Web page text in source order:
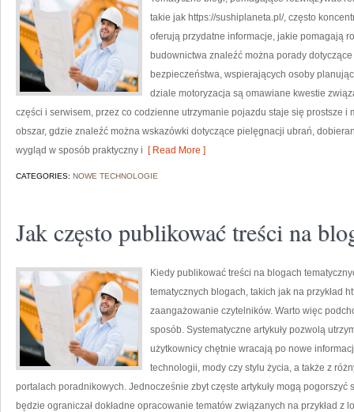
takie jak https://sushiplaneta.pl/, często
oferują przydatne informacje, jakie pomagają
budownictwa znaleźć można porady
bezpieczeństwa, wspierających osoby
dziale motoryzacja są omawiane kwestie
części i serwisem, przez co codzienne utrzymanie pojazdu staje się prostsze i
obszar, gdzie znaleźć można wskazówki dotyczące pielęgnacji ubrań,
wygląd w sposób praktyczny i [ Read More ]
CATEGORIES: NOWE TECHNOLOGIE
Jak często publikować treści na
Kiedy publikować treści na blogach
tematycznych blogach, takich jak na przykład
zaangażowanie czytelników. Warto więc
sposób. Systematyczne artykuły pozwolą
użytkownicy chętnie wracają po nowe
technologii, mody czy stylu życia, a także z
portalach poradnikowych. Jednocześnie zbyt częste artykuły mogą pogorszyć
będzie ograniczał dokładne opracowanie tematów związanych na przykład z